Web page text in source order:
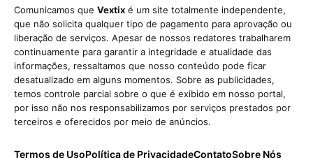
Comunicamos que Vextix é um site totalmente independente,
que não solicita qualquer tipo de pagamento para aprovação ou
liberação de serviços. Apesar de nossos redatores trabalharem
continuamente para garantir a integridade e atualidade das
informações, ressaltamos que nosso conteúdo pode ficar
desatualizado em alguns momentos. Sobre as publicidades,
temos controle parcial sobre o que é exibido em nosso portal,
por isso não nos responsabilizamos por serviços prestados por
terceiros e oferecidos por meio de anúncios.
Termos de UsoPolítica de PrivacidadeContatoSobre Nós